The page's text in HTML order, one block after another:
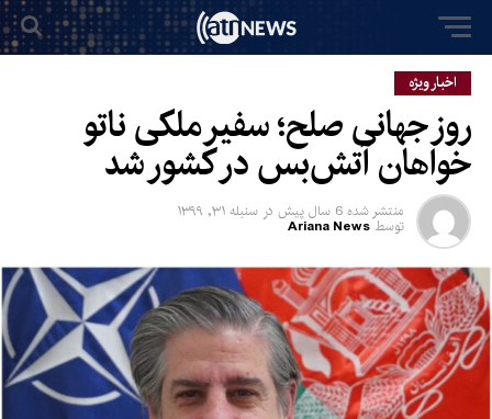
اخبار ویژه
روز جهانی صلح؛ سفیر ملکی ناتو
خواهان آتش‌بس در کشور شد
منتشر شده 6 سال پیش در سنبله ۳۱, ۱۳۹۹
توسط Ariana News